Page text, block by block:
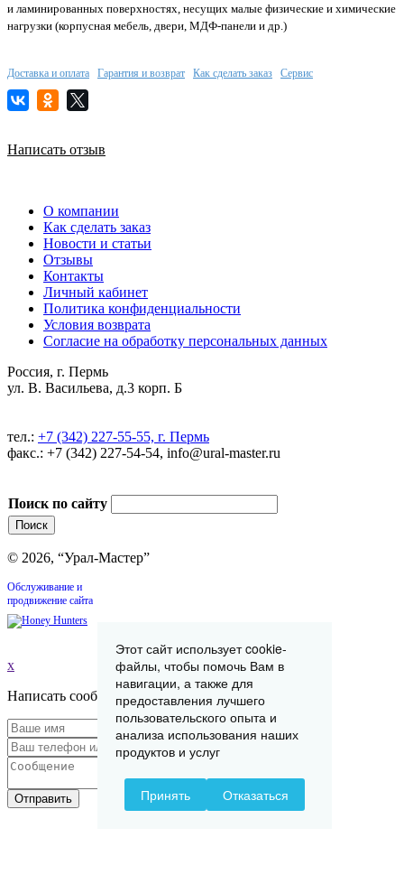
и ламинированных поверхностях, несущих малые физические и химические
нагрузки (корпусная мебель, двери, МДФ-панели и др.)
Доставка и оплата Гарантия и возврат Как сделать заказ Сервис
Написать отзыв
О компании
Как сделать заказ
Новости и статьи
Отзывы
Контакты
Личный кабинет
Политика конфиденциальности
Условия возврата
Согласие на обработку персональных данных
Россия, г. Пермь
ул. В. Васильева, д.3 корп. Б
тел.: +7 (342) 227-55-55, г. Пермь
факс.: +7 (342) 227-54-54, info@ural-master.ru
Поиск по сайту
© 2026, “Урал-Мастер”
Обслуживание и
продвижение сайта
x
Написать сообщение
Отправить
Этот сайт использует cookie-
файлы, чтобы помочь Вам в
навигации, а также для
предоставления лучшего
пользовательского опыта и
анализа использования наших
продуктов и услуг
Принять Отказаться